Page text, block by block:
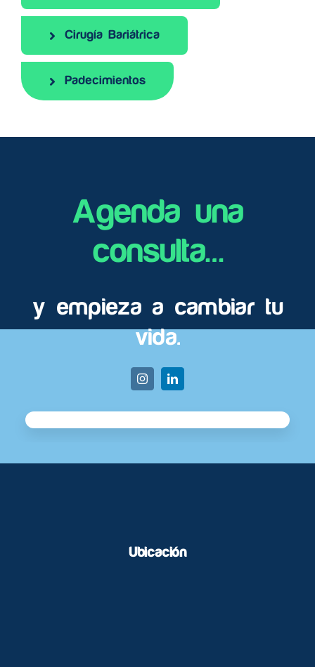
Cirugía Bariátrica
Padecimientos
Agenda una
consulta…
y empieza a cambiar tu
vida.
Ubicación